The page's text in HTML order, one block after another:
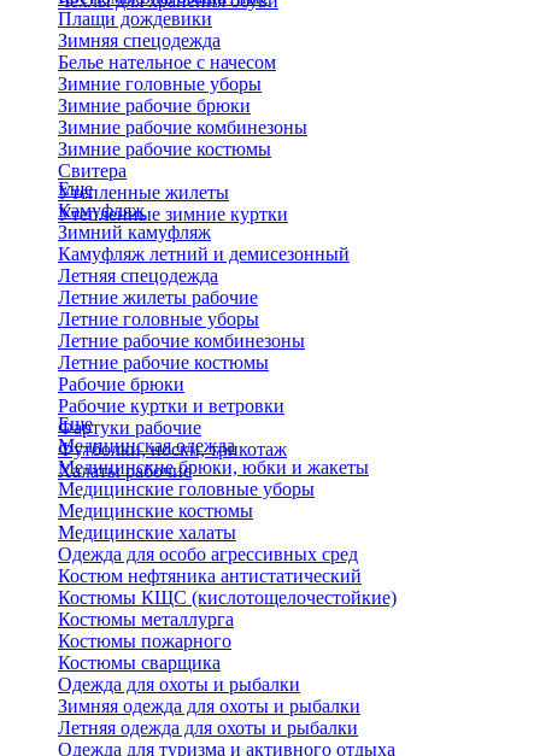
Плащи дождевики
Зимняя спецодежда
Белье нательное с начесом
Зимние головные уборы
Зимние рабочие брюки
Зимние рабочие комбинезоны
Зимние рабочие костюмы
Свитера
Утепленные жилеты
Утепленные зимние куртки
Еще
Камуфляж
Зимний камуфляж
Камуфляж летний и демисезонный
Летняя спецодежда
Летние жилеты рабочие
Летние головные уборы
Летние рабочие комбинезоны
Летние рабочие костюмы
Рабочие брюки
Рабочие куртки и ветровки
Фартуки рабочие
Футболки, носки, трикотаж
Халаты рабочие
Еще
Медицинская одежда
Медицинские брюки, юбки и жакеты
Медицинские головные уборы
Медицинские костюмы
Медицинские халаты
Одежда для особо агрессивных сред
Костюм нефтяника антистатический
Костюмы КЩС (кислотощелочестойкие)
Костюмы металлурга
Костюмы пожарного
Костюмы сварщика
Одежда для охоты и рыбалки
Зимняя одежда для охоты и рыбалки
Летняя одежда для охоты и рыбалки
Одежда для туризма и активного отдыха